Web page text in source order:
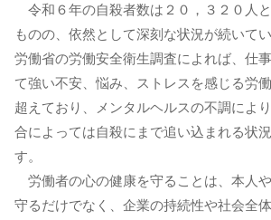
令和６年の自殺者数は２０，３２０人
ものの、依然として深刻な状況が続いて
労働省の労働安全衛生調査によれば、仕
て強い不安、悩み、ストレスを感じる労
超えており、メンタルヘルスの不調によ
合によっては自殺にまで追い込まれる状
す。
労働者の心の健康を守ることは、本人
守るだけでなく、企業の持続性や社会全